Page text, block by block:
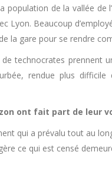
population de la vallée de
Lyon. Beaucoup
la gare pour se rendre
de technocrates prennent
rendue plus
ont fait part de leur
qui a prévalu tout au
ce qui est censé